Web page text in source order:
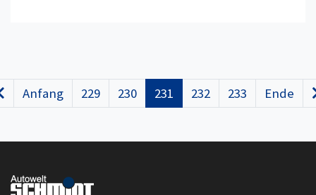
Zurück
Anfang 229 230 231 232 233 Ende